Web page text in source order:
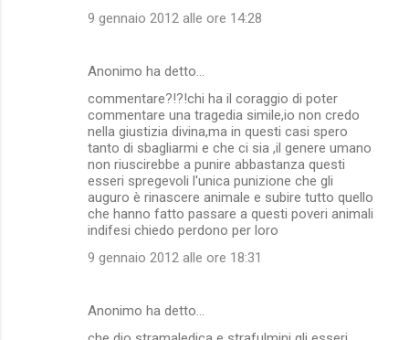
9 gennaio 2012 alle ore 14:28
Anonimo ha detto…
commentare?!?!chi ha il coraggio di poter
commentare una tragedia simile,io non credo
nella giustizia divina,ma in questi casi spero
tanto di sbagliarmi e che ci sia ,il genere umano
non riuscirebbe a punire abbastanza questi
esseri spregevoli l'unica punizione che gli
auguro è rinascere animale e subire tutto quello
che hanno fatto passare a questi poveri animali
indifesi chiedo perdono per loro
9 gennaio 2012 alle ore 18:31
Anonimo ha detto…